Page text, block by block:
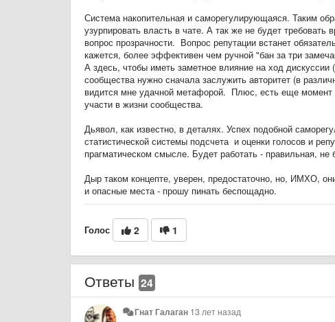
Система накопительная и саморегулирующаяся. Таким
узурпировать власть в чате. А так же не будет
вопрос прозрачности. Вопрос репутации встанет
кажется, более эффективен чем ручной "бан за три
А здесь, чтобы иметь заметное влияние на ход
сообщества нужно сначала заслужить авторитет (в
видится мне удачной метафорой. Плюс, есть еще момент
участи в жизни сообщества.
Дьявол, как известно, в деталях. Успех подобной
статистической системы подсчета и оценки голосов и
прагматическом смысле. Будет работать - правильная,
Дыр таком концепте, уверен, предостаточно, но, ИМХО,
и опасные места - прошу пинать беспощадно.
Голос 2 1
Ответы 24
Гнат Галаган 13 лет назад